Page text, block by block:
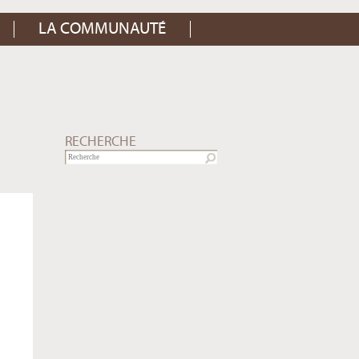
LA COMMUNAUTÉ
RECHERCHE